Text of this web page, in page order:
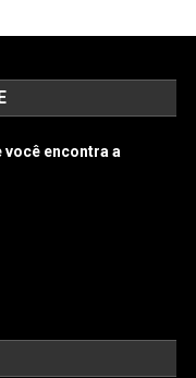
você encontra a